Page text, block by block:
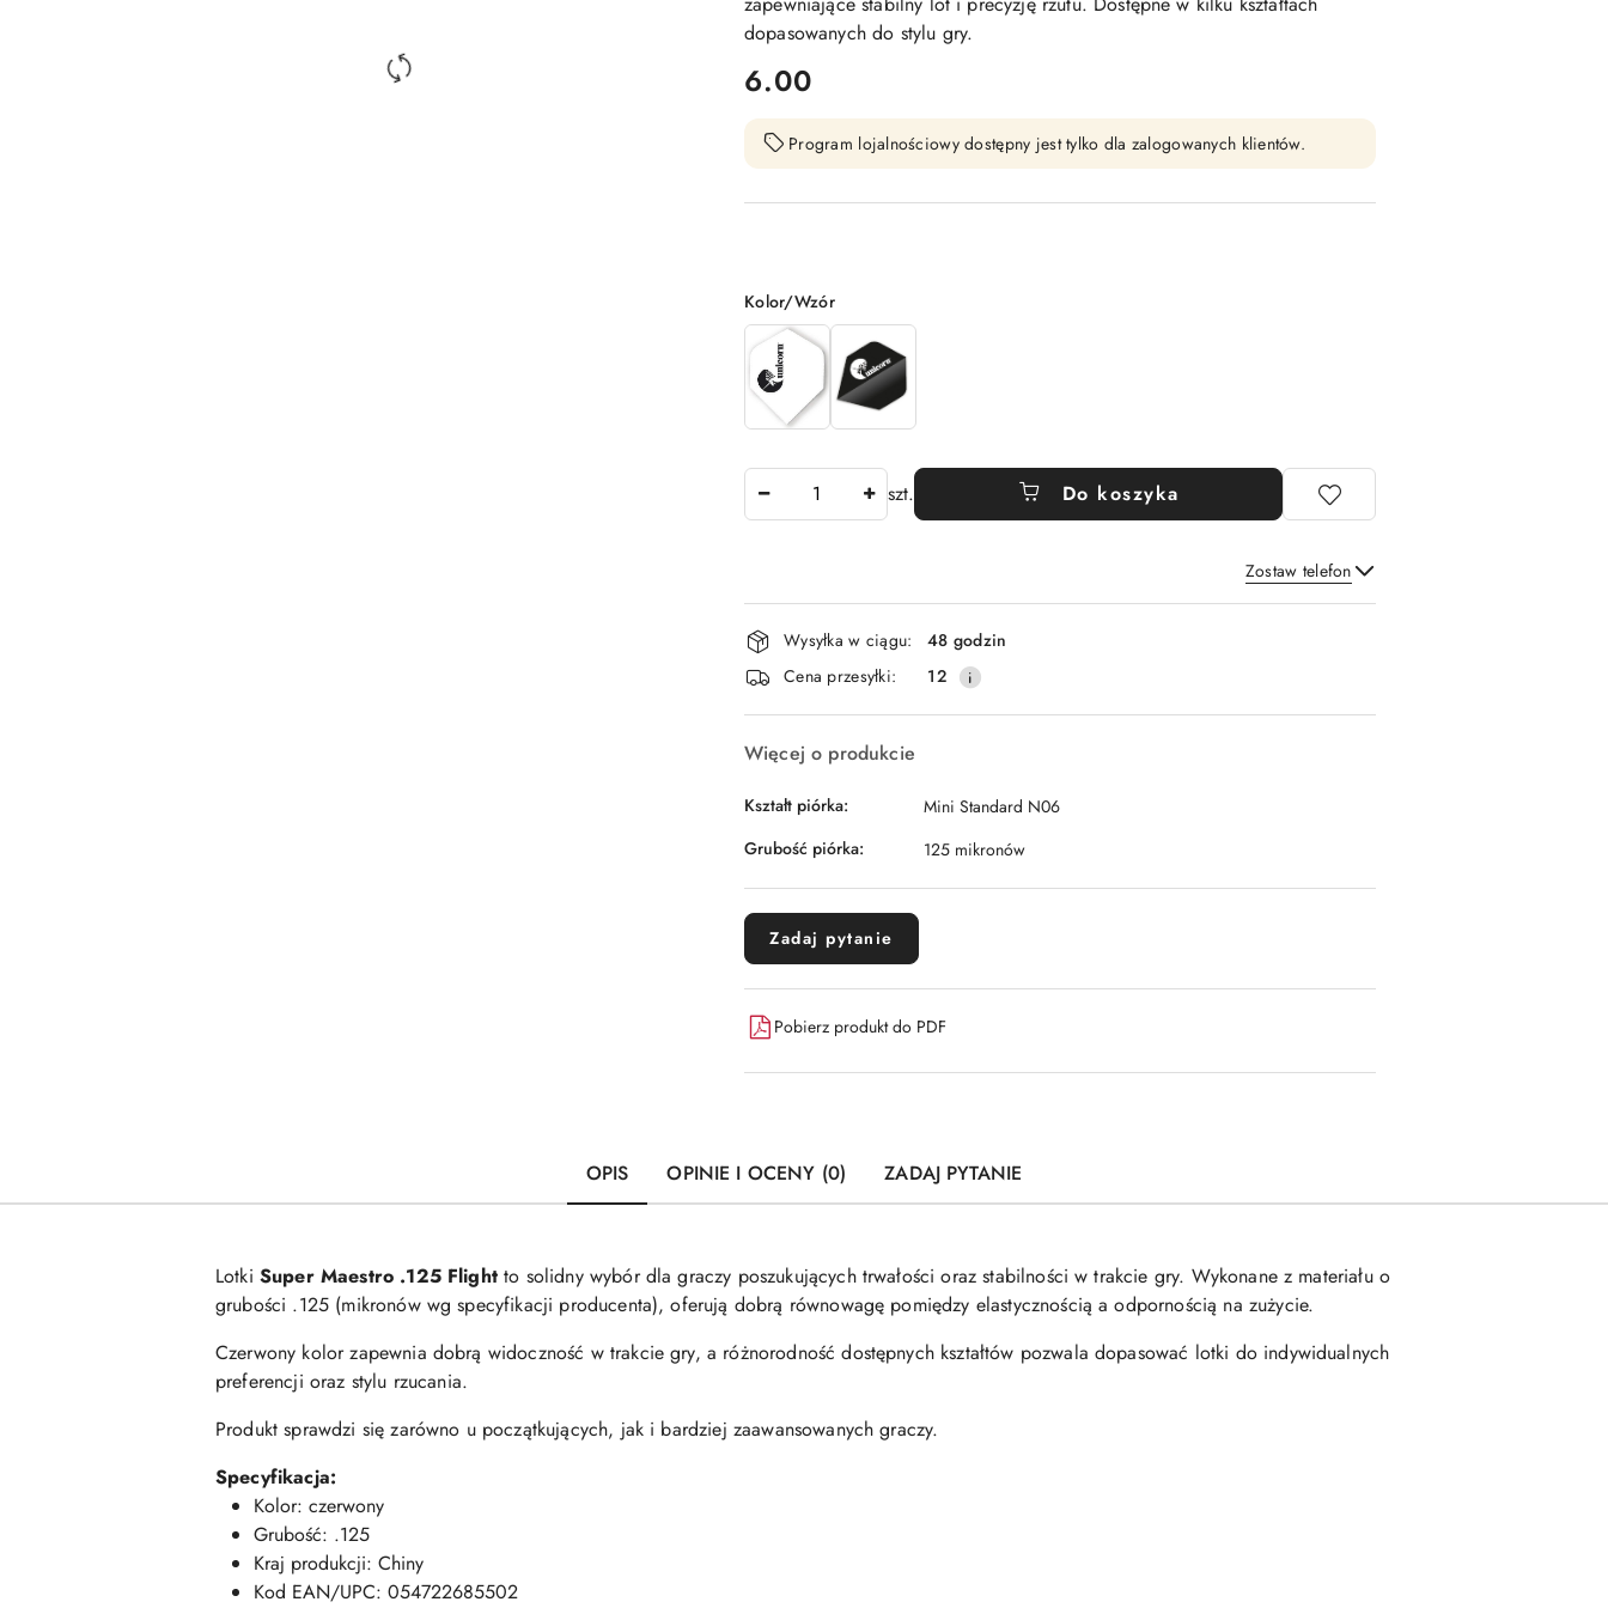
dopasowanych do stylu gry.
cena:
6.00
Program lojalnościowy dostępny jest tylko dla zalogowanych klientów.
Wariant
Kolor/Wzór
szt. Do koszyka
Zostaw telefon
Wyślij
Dostępność
i
dostawa
Wysyłka w ciągu:
48 godzin
Cena przesyłki:
12
Więcej o produkcie
Kształt piórka:
Mini Standard N06
Grubość piórka:
125 mikronów
Zadaj pytanie
Pobierz produkt do PDF
OPIS OPINIE I OCENY (0) ZADAJ PYTANIE
Lotki Super Maestro .125 Flightto solidny wybór dla graczy poszukujących trwałości oraz stabilności w trakcie gry. Wykonane z materiału o
grubości .125 (mikronów wg specyfikacji producenta), oferują dobrą równowagę pomiędzy elastycznością a odpornością na zużycie.
Czerwony kolor zapewnia dobrą widoczność w trakcie gry, a różnorodność dostępnych kształtów pozwala dopasować lotki do indywidualnych
preferencji oraz stylu rzucania.
Produkt sprawdzi się zarówno u początkujących, jak i bardziej zaawansowanych graczy.
Specyfikacja:
Kolor: czerwony
Grubość: .125
Kraj produkcji: Chiny
Kod EAN/UPC: 054722685502